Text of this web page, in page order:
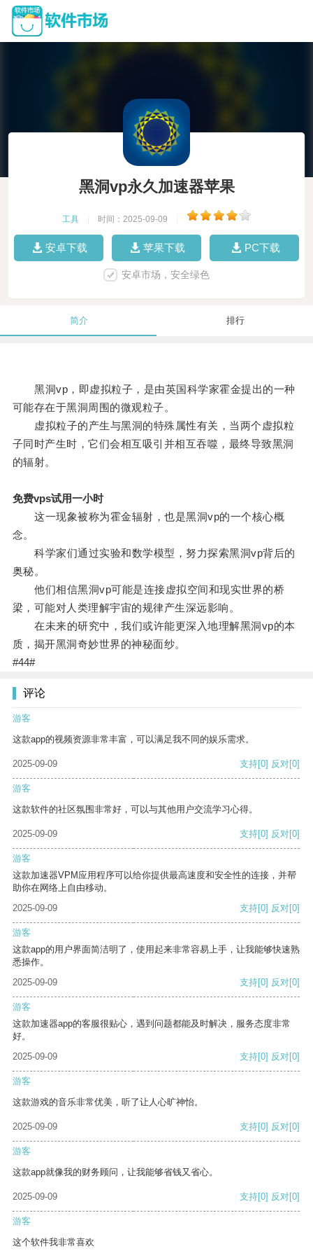
黑洞vp永久加速器苹果
工具 时间：2025-09-09
安卓下载 苹果下载 PC下载
安卓市场，安全绿色
简介 排行
黑洞vp，即虚拟粒子，是由英国科学家霍金提出的一种
可能存在于黑洞周围的微观粒子。
虚拟粒子的产生与黑洞的特殊属性有关，当两个虚拟粒
子同时产生时，它们会相互吸引并相互吞噬，最终导致黑洞
的辐射。
免费vps试用一小时
这一现象被称为霍金辐射，也是黑洞vp的一个核心概
念。
科学家们通过实验和数学模型，努力探索黑洞vp背后的
奥秘。
他们相信黑洞vp可能是连接虚拟空间和现实世界的桥
梁，可能对人类理解宇宙的规律产生深远影响。
在未来的研究中，我们或许能更深入地理解黑洞vp的本
质，揭开黑洞奇妙世界的神秘面纱。
#44#
评论
游客
这款app的视频资源非常丰富，可以满足我不同的娱乐需求。
2025-09-09 支持[0] 反对[0]
游客
这款软件的社区氛围非常好，可以与其他用户交流学习心得。
2025-09-09 支持[0] 反对[0]
游客
这款加速器VPM应用程序可以给你提供最高速度和安全性的连接，并帮
助你在网络上自由移动。
2025-09-09
支持[0] 反对[0]
游客
这款app的用户界面简洁明了，使用起来非常容易上手，让我能够快速熟
悉操作。
2025-09-09
支持[0] 反对[0]
游客
这款加速器app的客服很贴心，遇到问题都能及时解决，服务态度非常
好。
2025-09-09
支持[0] 反对[0]
游客
这款游戏的音乐非常优美，听了让人心旷神怡。
2025-09-09 支持[0] 反对[0]
游客
这款app就像我的财务顾问，让我能够省钱又省心。
2025-09-09 支持[0] 反对[0]
游客
这个软件我非常喜欢